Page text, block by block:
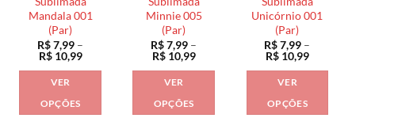
Mandala 001
(Par)
R$7,99 –
R$10,99Faixa
VER
OPÇÕES
Minnie 005
(Par)
R$7,99 –
R$10,99Faixa
VER
OPÇÕES
Unicórnio 001
(Par)
R$7,99 –
R$10,99Faixa
VER
OPÇÕES